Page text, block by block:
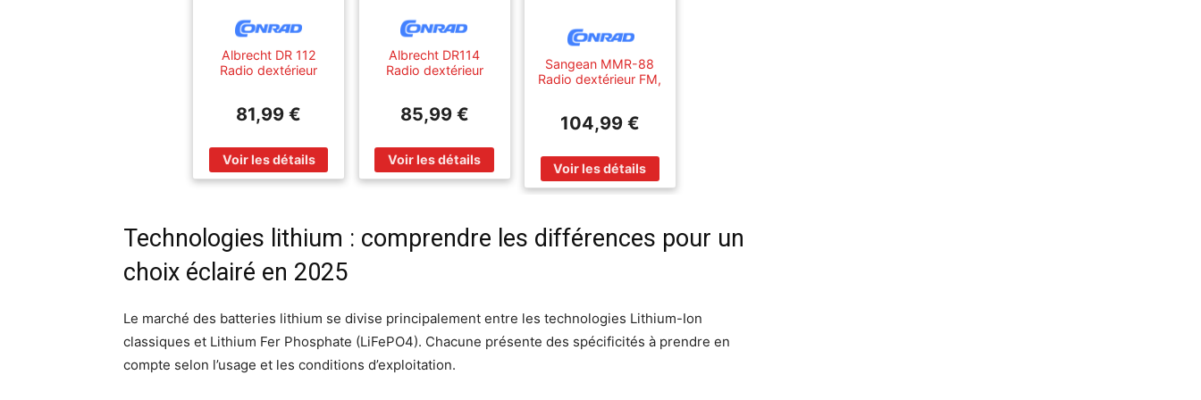
Albrecht DR 112
Radio dextérieur
Bluetooth fonction
batterie, manivelle,
panneau solaire,
protégé contre les
81,99 €
Albrecht DR114
Radio dextérieur
Bluetooth avec
fonction de charge
de la batterie,
panneau solaire,
85,99 €
Sangean MMR-88
Radio dextérieur FM,
fonction de charge
de poche,
rechargeable,
panneau solaire,
104,99 €
Technologies lithium : comprendre les différences pour un
choix éclairé en 2025
Le marché des batteries lithium se divise principalement entre les technologies Lithium-Ion
classiques et Lithium Fer Phosphate (LiFePO4). Chacune présente des spécificités à prendre en
compte selon l’usage et les conditions d’exploitation.